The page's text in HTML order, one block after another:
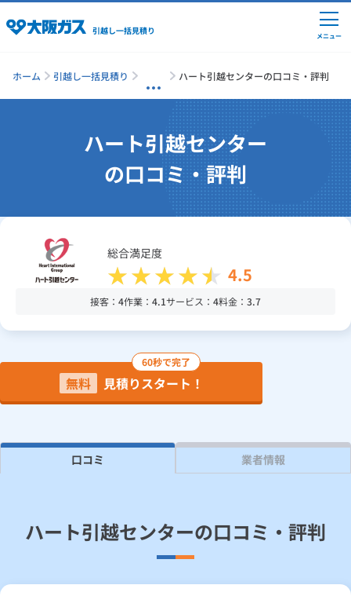
引越し一括見積り
引越しの準備
引越し費用の相場
単身の引越し
引越し業者ランキング
引越し見積りシミュレーション
見積り依頼
Daigasコラム
メニュー
ホーム 引越し一括見積り ハート引越センターの口コミ・評判
ハート引越センター
の口コミ・評判
総合満足度
4.5
接客： 4作業： 4.1サービス： 4料金： 3.7
60秒で完了
無料 見積りスタート！
口コミ 業者情報
ハート引越センターの口コミ・評判